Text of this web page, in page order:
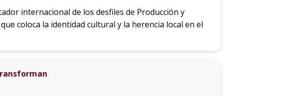
internacional de los desfiles de Producción y
coloca la identidad cultural y la herencia local en el